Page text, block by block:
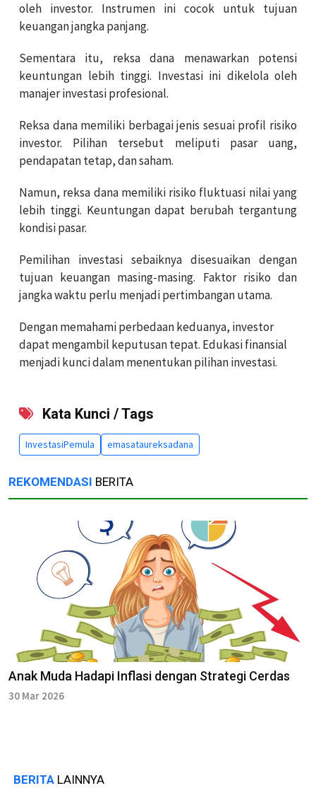
oleh investor. Instrumen ini cocok untuk tujuan
keuangan jangka panjang.
Sementara itu, reksa dana menawarkan potensi
keuntungan lebih tinggi. Investasi ini dikelola oleh
manajer investasi profesional.
Reksa dana memiliki berbagai jenis sesuai profil risiko
investor. Pilihan tersebut meliputi pasar uang,
pendapatan tetap, dan saham.
Namun, reksa dana memiliki risiko fluktuasi nilai yang
lebih tinggi. Keuntungan dapat berubah tergantung
kondisi pasar.
Pemilihan investasi sebaiknya disesuaikan dengan
tujuan keuangan masing-masing. Faktor risiko dan
jangka waktu perlu menjadi pertimbangan utama.
Dengan memahami perbedaan keduanya, investor
dapat mengambil keputusan tepat. Edukasi finansial
menjadi kunci dalam menentukan pilihan investasi.
Kata Kunci / Tags
InvestasiPemula emasataureksadana
REKOMENDASI BERITA
Anak Muda Hadapi Inflasi dengan Strategi Cerdas
30 Mar 2026
BERITA LAINNYA